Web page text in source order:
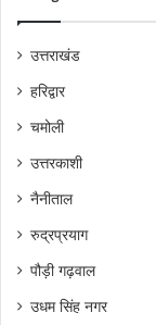
उत्तराखंड
हरिद्वार
चमोली
उत्तरकाशी
नैनीताल
रुद्रप्रयाग
पौड़ी गढ़वाल
उधम सिंह नगर